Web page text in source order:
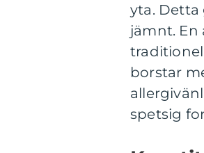
yta.
jämnt. En
borstar
spetsig